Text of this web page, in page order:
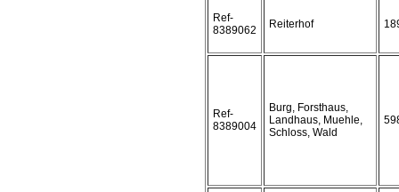
Ref-
8389062
Reiterhof
Ref-
8389004
Burg, Forsthaus,
Landhaus, Muehle,
Schloss, Wald